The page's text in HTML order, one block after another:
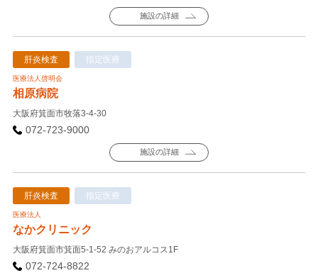
施設の詳細
肝炎検査 指定医療
医療法人啓明会
相原病院
大阪府箕面市牧落3-4-30
072-723-9000
施設の詳細
肝炎検査 指定医療
医療法人
なかクリニック
大阪府箕面市箕面5-1-52 みのおアルコス1F
072-724-8822